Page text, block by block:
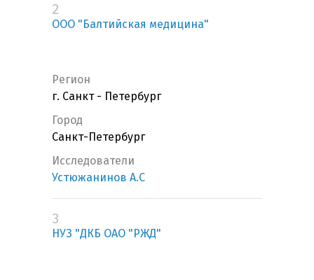
2
ООО "Балтийская медицина"
Регион
г. Санкт - Петербург
Город
Санкт-Петербург
Исследователи
Устюжанинов А.С
3
НУЗ "ДКБ ОАО "РЖД"